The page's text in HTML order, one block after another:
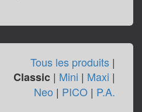
Tous les produits |
Classic | Mini | Maxi |
Neo | PICO | P.A.